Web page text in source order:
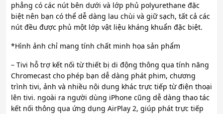
phẳng có các nút bên dưới và lớp phủ polyurethane đặc
biệt nên bạn có thể dễ dàng lau chùi và giữ sạch, tất cả các
nút đều được phủ một lớp vật liệu kháng khuẩn đặc biệt.
*Hình ảnh chỉ mang tính chất minh họa sản phẩm
– Tivi hỗ trợ kết nối từ thiết bị di động thông qua tính năng
Chromecast cho phép bạn dễ dàng phát phim, chương
trình tivi, ảnh và nhiều nội dung khác trực tiếp từ điện thoại
lên tivi. ngoài ra người dùng iPhone cũng dễ dàng thao tác
kết nối thông qua ứng dụng AirPlay 2, giúp phát trực tiếp